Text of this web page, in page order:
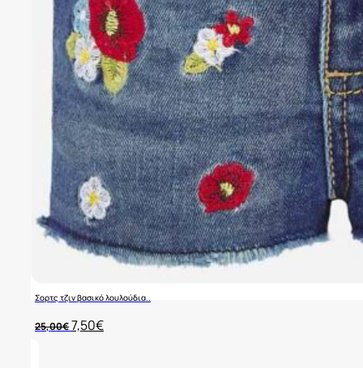
Σορτς τζιν βασικό λουλούδια..
25,00€Original
price
7,50€Η
τρέχουσα